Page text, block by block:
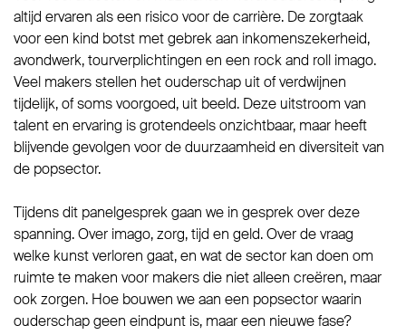
altijd ervaren als een risico voor de carrière. De zorgtaak
voor een kind botst met gebrek aan inkomenszekerheid,
avondwerk, tourverplichtingen en een rock and roll imago.
Veel makers stellen het ouderschap uit of verdwijnen
tijdelijk, of soms voorgoed, uit beeld. Deze uitstroom van
talent en ervaring is grotendeels onzichtbaar, maar heeft
blijvende gevolgen voor de duurzaamheid en diversiteit van
de popsector.
Tijdens dit panelgesprek gaan we in gesprek over deze
spanning. Over imago, zorg, tijd en geld. Over de vraag
welke kunst verloren gaat, en wat de sector kan doen om
ruimte te maken voor makers die niet alleen creëren, maar
ook zorgen. Hoe bouwen we aan een popsector waarin
ouderschap geen eindpunt is, maar een nieuwe fase?